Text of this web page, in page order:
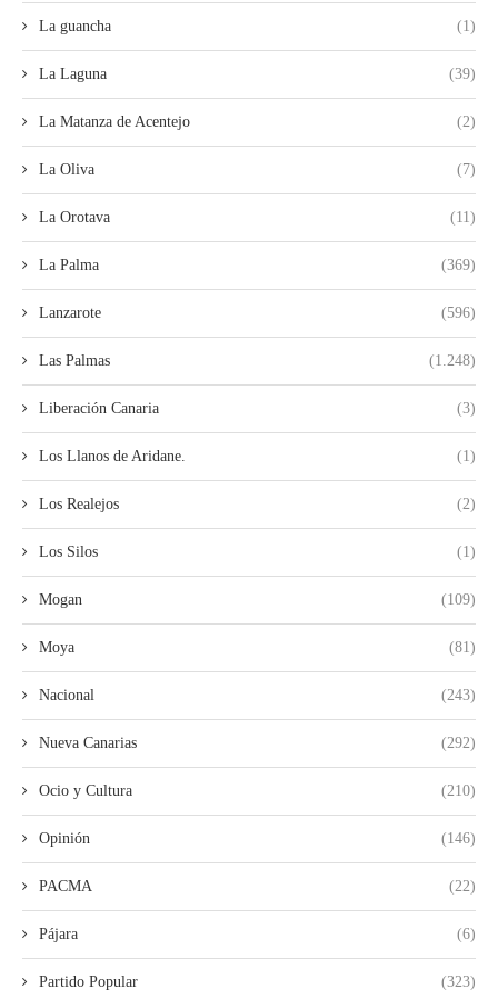
La guancha (1)
La Laguna (39)
La Matanza de Acentejo (2)
La Oliva (7)
La Orotava (11)
La Palma (369)
Lanzarote (596)
Las Palmas (1.248)
Liberación Canaria (3)
Los Llanos de Aridane. (1)
Los Realejos (2)
Los Silos (1)
Mogan (109)
Moya (81)
Nacional (243)
Nueva Canarias (292)
Ocio y Cultura (210)
Opinión (146)
PACMA (22)
Pájara (6)
Partido Popular (323)